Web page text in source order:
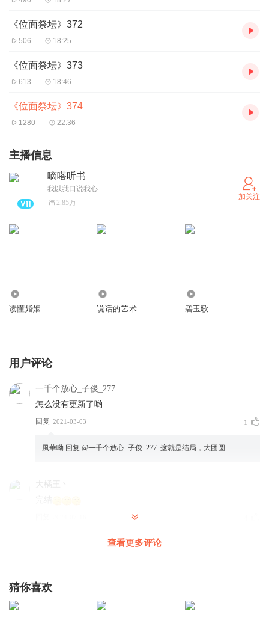
《位面祭坛》372
506 18:25
《位面祭坛》373
613 18:46
《位面祭坛》374
1280 22:36
主播信息
嘀嗒听书
我以我口说我心
2.85万
加关注
读懂婚姻 说话的艺术 碧玉歌
用户评论
一千个放心_子俊_277
怎么没有更新了哟
回复 2021-03-03 1
風華呦 回复 @一千个放心_子俊_277: 这就是结局，大团圆
大橘王丶
查看更多评论
猜你喜欢